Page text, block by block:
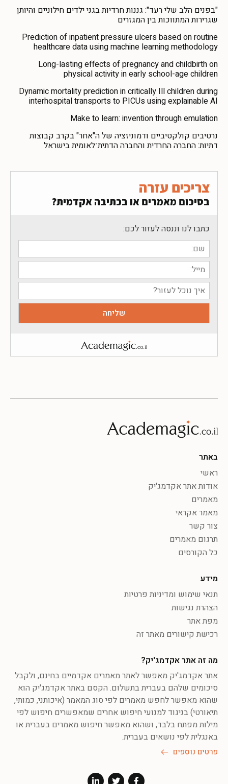
"בפנים הלב שלי רעד": גננות חרדיות בגני ילדים חילוניים והיותן
שגרירות המתווכות בין המגזרים
Prediction of inpatient pressure ulcers based on routine
healthcare data using machine learning methodology
Long-lasting effects of pregnancy and childbirth on
physical activity in early school-age children
Dynamic mortality prediction in critically Ill children during
interhospital transports to PICUs using explainable AI
Make to learn: invention through emulation
נרטיבים קולקטיביים ודמוניזציה של ה"אחר" בקרב קבוצות
דתיות: החברה החרדית והחברה הדתית־לאומית בישראל
צריכים עזרה
בסיכום מאמרים או בכתיבה אקדמית?
כתבו לנו וננסה לעזור לכם:
באתר
ראשי
אודות אתר אקדמג'יק
מאמרים
מאמר אקראי
צור קשר
תרגום מאמרים
כל הקורסים
מידע
תנאי שימוש ומדיניות פרטיות
הצהרת נגישות
מפת אתר
רכישת קישורים מאתר זה
מה זה אתר אקדמג'יק?
אתר אקדמג'יק מאפשר לאתר מאמרים אקדמיים בחינם, ולקבל
סיכומים שלהם בעברית בתשלום. הקסם באתר אקדמג'יק הוא
שהוא מאפשר לחפש מאמרים לפי סוג המאמר (איכותני, כמותי,
תיאורטי) בניגוד למנועי חיפוש אחרים שמאפשרים חיפוש לפי
מילות מפתח בלבד, ושהוא מאפשר חיפוש מאמרים בעברית או
באנגלית לפי נושאים בעברית.
פרטים נוספים